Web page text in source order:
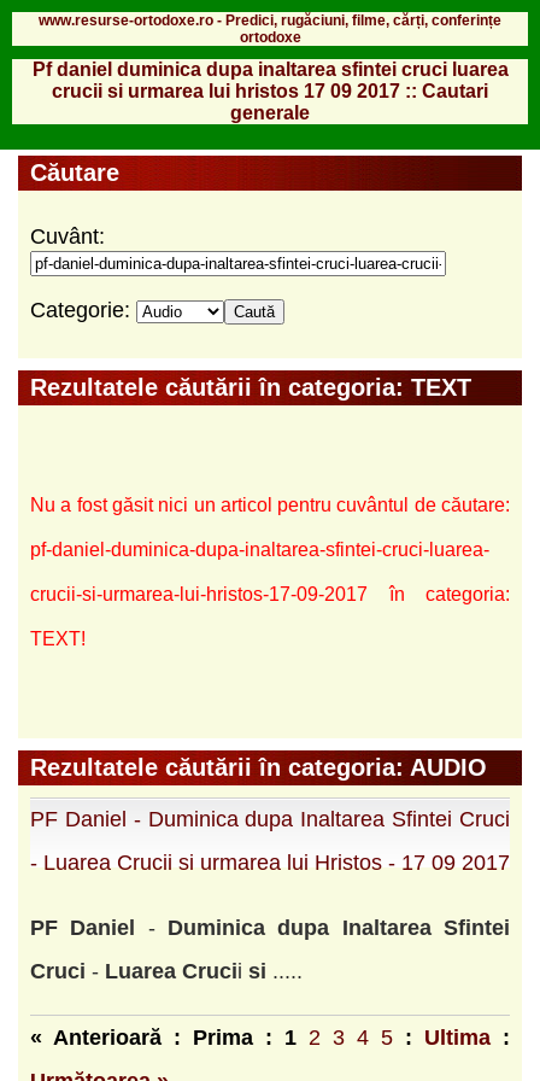
www.resurse-ortodoxe.ro - Predici, rugăciuni, filme, cărți, conferințe
ortodoxe
Pf daniel duminica dupa inaltarea sfintei cruci luarea
crucii si urmarea lui hristos 17 09 2017 :: Cautari
generale
Căutare
Cuvânt:
Categorie:
Rezultatele căutării în categoria: TEXT
Nu a fost găsit nici un articol pentru cuvântul de căutare:
pf-daniel-duminica-dupa-inaltarea-sfintei-cruci-luarea-
crucii-si-urmarea-lui-hristos-17-09-2017 în categoria:
TEXT!
Rezultatele căutării în categoria: AUDIO
PF Daniel - Duminica dupa Inaltarea Sfintei Cruci
- Luarea Crucii si urmarea lui Hristos - 17 09 2017
PF Daniel - Duminica dupa Inaltarea Sfintei
Cruci - Luarea Crucii si .....
« Anterioară : Prima : 1 2 3 4 5 : Ultima :